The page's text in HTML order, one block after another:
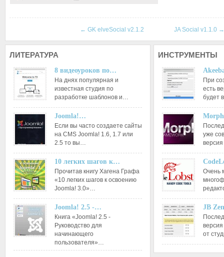
← GK elveSocial v2.1.2 JA Social v1.1.0 →
ЛИТЕРАТУРА
8 видеоуроков по…
На днях популярная и
известная студия по
разработке шаблонов и…
Joomla!…
Если вы часто создаете сайты
на CMS Joomla! 1.6, 1.7 или
2.5 то вы…
10 легких шагов к…
Прочитав книгу Хагена Графа
«10 легких шагов к освоению
Joomla! 3.0»…
Joomla! 2.5 -…
Книга «Joomla! 2.5 -
Руководство для
начинающего
пользователя»…
ИНСТРУМЕНТЫ
При
есть
будет
уже
Очень
JB
от